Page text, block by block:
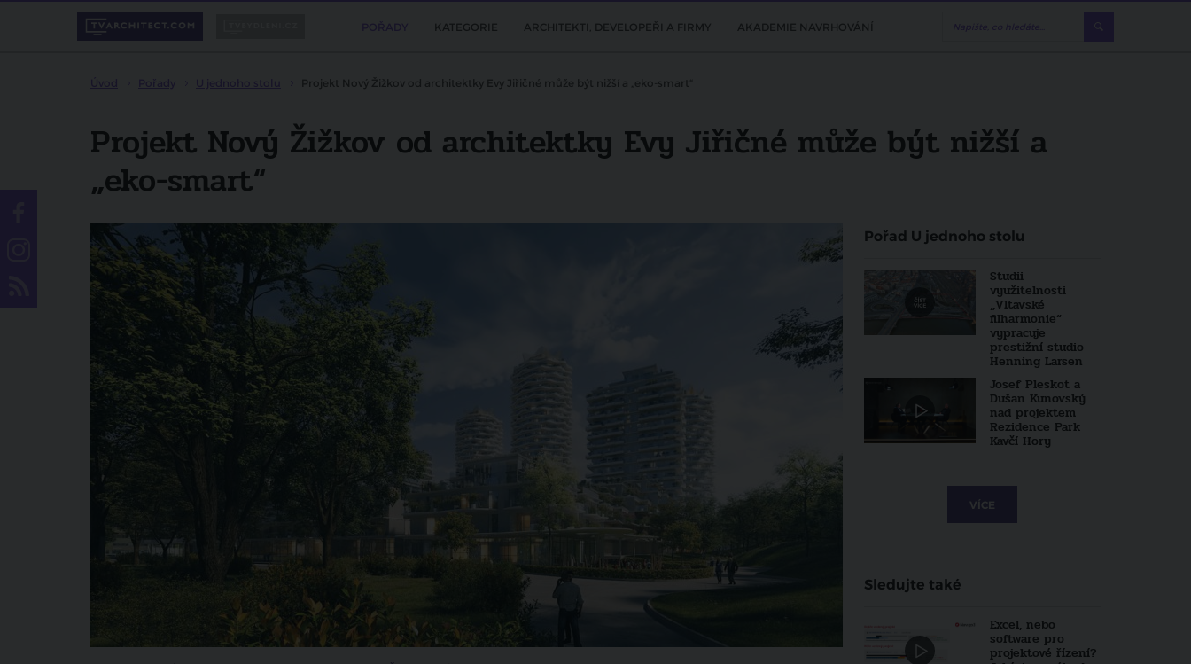
KATEGORIE ARCHITEKTI, DEVELOPEŘI A FIRMY AKADEMIE NAVRHOVÁNÍ
Projekt Nový Žižkov od architektky Evy Jiřičné může být nižší a „eko-smart“
Projekt Nový Žižkov od architektky Evy Jiřičné může být nižší a
„eko-smart“
Pořad U jednoho stolu
Studii
využitelnosti
„Vltavské
filharmonie“
vypracuje
prestižní studio
Henning Larsen
Josef Pleskot a
Dušan Kunovský
nad projektem
Rezidence Park
Kavčí Hory
VÍCE
Sledujte také
Excel, nebo
software pro
projektové řízení?